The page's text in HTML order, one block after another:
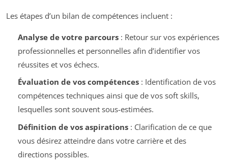
Les étapes d’un bilan de compétences incluent :
Analyse de votre parcours: Retour sur vos expériences
professionnelles et personnelles afin d’identifier vos
réussites et vos échecs.
Évaluation de vos compétences: Identification de vos
compétences techniques ainsi que de vos soft skills,
lesquelles sont souvent sous-estimées.
Définition de vos aspirations: Clarification de ce que
vous désirez atteindre dans votre carrière et des
directions possibles.